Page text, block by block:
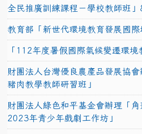
全民推廣訓練課程－學校教師班」
教育部「新世代環境教育發展國際
「112年度暑假國際氣候變遷環境
財團法人台灣優良農產品發展協
豬肉教學教師研習班」
財團法人綠色和平基金會辦理「角
2023年青少年戲劇工作坊」